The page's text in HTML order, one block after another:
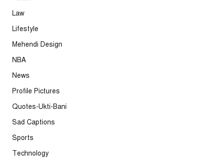
Law
Lifestyle
Mehendi Design
NBA
News
Profile Pictures
Quotes-Ukti-Bani
Sad Captions
Sports
Technology